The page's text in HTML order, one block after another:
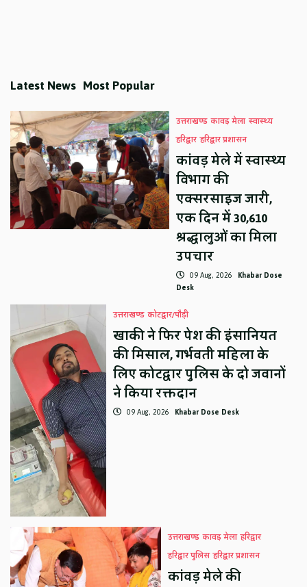
Latest News Most Popular
उत्तराखण्ड कावड़ मेला स्वास्थ्य
हरिद्वार हरिद्वार प्रशासन
कांवड़ मेले में स्वास्थ्य
विभाग की
एक्सरसाइज जारी,
एक दिन में 30,610
श्रद्धालुओं का मिला
उपचार
09 Aug, 2026 Khabar Dose
Desk
उत्तराखण्ड कोटद्वार/पौड़ी
खाकी ने फिर पेश की इंसानियत
की मिसाल, गर्भवती महिला के
लिए कोटद्वार पुलिस के दो जवानों
ने किया रक्तदान
09 Aug, 2026 Khabar Dose Desk
उत्तराखण्ड कावड़ मेला हरिद्वार
हरिद्वार पुलिस हरिद्वार प्रशासन
कांवड़ मेले की